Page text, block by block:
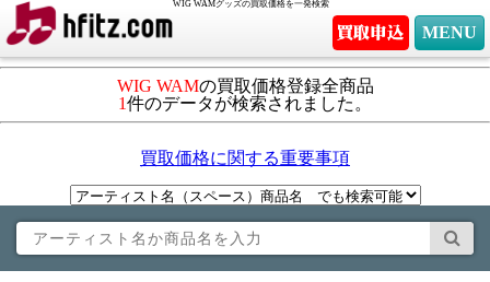
WIG WAMグッズの買取価格を一発検索
MENU
WIG WAMの買取価格登録全商品
1件のデータが検索されました。
買取価格に関する重要事項